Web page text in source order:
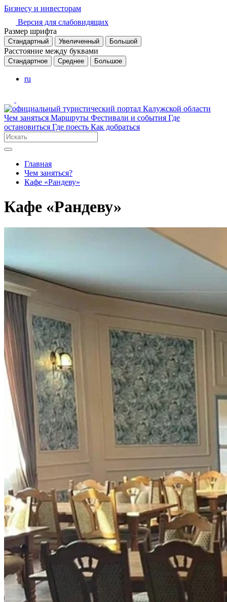
Бизнесу и инвесторам
Версия для слабовидящих
Размер шрифта
Стандартный Увеличенный Большой
Расстояние между буквами
Стандартное Среднее Большое
ru
Чем заняться Маршруты Фестивали и события Где
остановиться Где поесть Как добраться
Главная
Чем заняться?
Кафе «Рандеву»
Кафе «Рандеву»